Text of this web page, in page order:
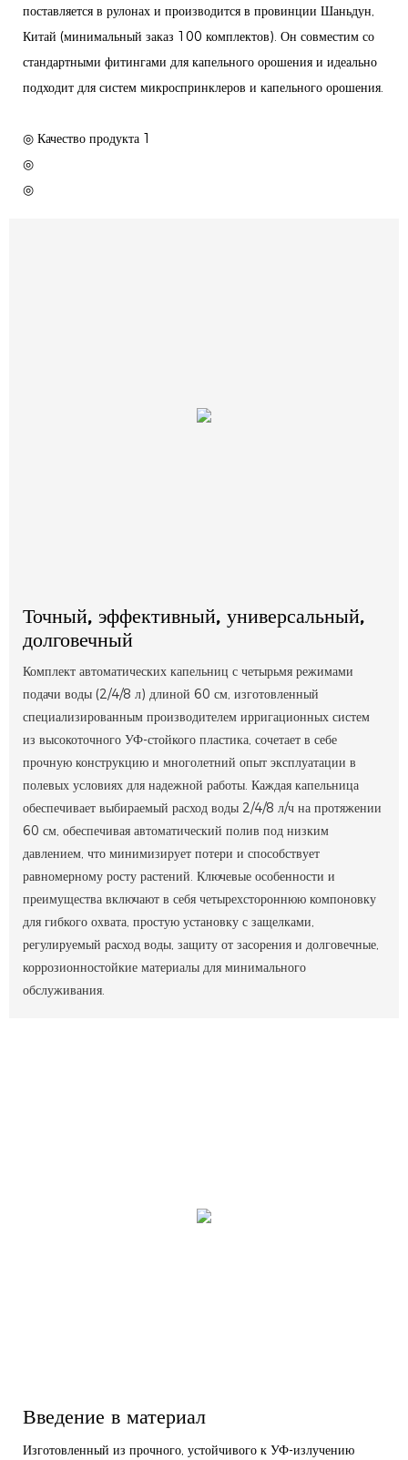
поставляется в рулонах и производится в провинции Шаньдун,
Китай (минимальный заказ 100 комплектов). Он совместим со
стандартными фитингами для капельного орошения и идеально
подходит для систем микроспринклеров и капельного орошения.
◎ Качество продукта 1
◎
◎
Точный, эффективный, универсальный,
долговечный
Комплект автоматических капельниц с четырьмя режимами
подачи воды (2/4/8 л) длиной 60 см, изготовленный
специализированным производителем ирригационных систем
из высокоточного УФ-стойкого пластика, сочетает в себе
прочную конструкцию и многолетний опыт эксплуатации в
полевых условиях для надежной работы. Каждая капельница
обеспечивает выбираемый расход воды 2/4/8 л/ч на протяжении
60 см, обеспечивая автоматический полив под низким
давлением, что минимизирует потери и способствует
равномерному росту растений. Ключевые особенности и
преимущества включают в себя четырехстороннюю компоновку
для гибкого охвата, простую установку с защелками,
регулируемый расход воды, защиту от засорения и долговечные,
коррозионностойкие материалы для минимального
обслуживания.
Введение в материал
Изготовленный из прочного, устойчивого к УФ-излучению